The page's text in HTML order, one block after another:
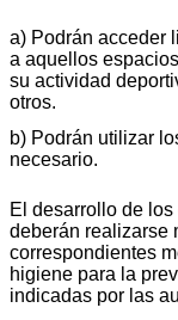
a) Podrán acceder
a aquellos
su actividad
otros.
b) Podrán utilizar
necesario.
El desarrollo de
deberán realizarse
correspondientes
higiene para la
indicadas por las